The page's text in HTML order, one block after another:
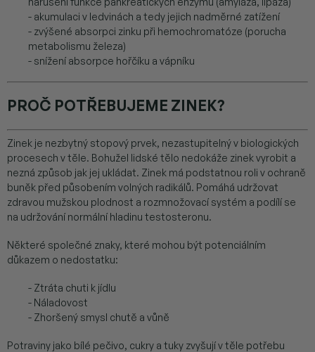
- akumulaci v ledvinách a tedy jejich nadměrné zatížení
- zvýšené absorpci zinku při hemochromatóze (porucha
metabolismu železa)
- snížení absorpce hořčíku a vápníku
PROČ POTŘEBUJEME ZINEK?
Zinek je nezbytný stopový prvek, nezastupitelný v biologických
procesech v těle. Bohužel lidské tělo nedokáže zinek vyrobit a
nezná způsob jak jej ukládat. Zinek má podstatnou roli v ochraně
buněk před působením volných radikálů. Pomáhá udržovat
zdravou mužskou plodnost a rozmnožovací systém a podílí se
na udržování normální hladinu testosteronu.
Některé společné znaky, které mohou být potenciálním
důkazem o nedostatku:
- Ztráta chuti k jídlu
- Náladovost
- Zhoršený smysl chutě a vůně
Potraviny jako bílé pečivo, cukry a tuky zvyšují v těle potřebu